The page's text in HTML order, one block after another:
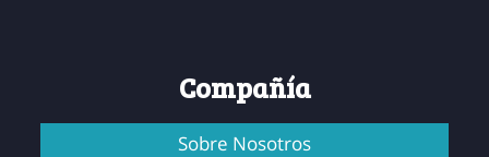
Compañía
Sobre Nosotros